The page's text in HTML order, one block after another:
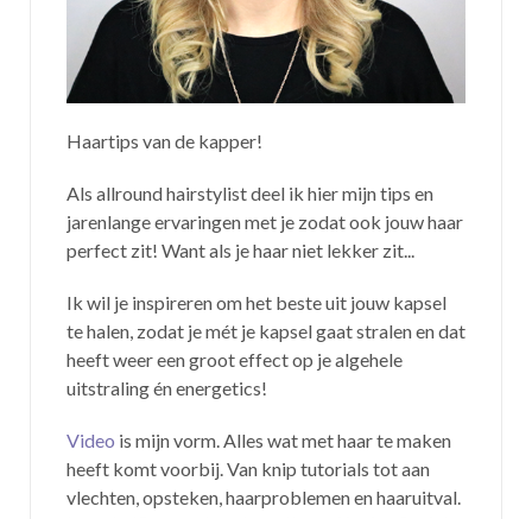
Haartips van de kapper!
Als allround hairstylist deel ik hier mijn tips en
jarenlange ervaringen met je zodat ook jouw haar
perfect zit! Want als je haar niet lekker zit...
Ik wil je inspireren om het beste uit jouw kapsel
te halen, zodat je mét je kapsel gaat stralen en dat
heeft weer een groot effect op je algehele
uitstraling én energetics!
Video is mijn vorm. Alles wat met haar te maken
heeft komt voorbij. Van knip tutorials tot aan
vlechten, opsteken, haarproblemen en haaruitval.